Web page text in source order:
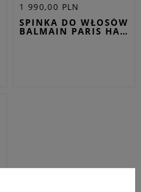
1 990,00 PLN
SPINKA DO WŁOSÓW
BALMAIN PARIS HA…